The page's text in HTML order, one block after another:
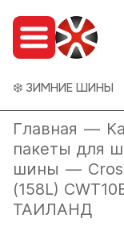
❄️ ЗИМНИЕ ШИНЫ
Главная —
пакеты для
шины —
(158L)
ТАИЛАНД